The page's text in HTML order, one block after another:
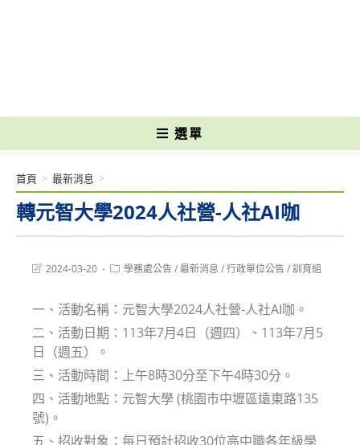
選單
轉元智大學2024人社營-人社AI咖
首頁 > 最新消息 >
Post2024-03-20
Post學務處公告/最新消息 /行政單位公告/訓育組
一、活動名稱：元智大學2024人社營-人社AI咖。
二、活動日期：113年7月4日（週四）、113年7月5
日（週五）。
三、活動時間：上午8時30分至下午4時30分。
四、活動地點：元智大學 (桃園市中壢區遠東路135
號)。
五、招收對象：每日預計招收30位高中職各年級學